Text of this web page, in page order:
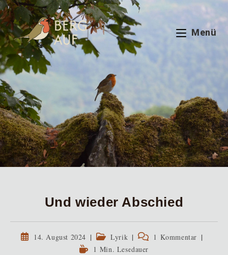
Zum
Inhalt
springen
Menü
Und wieder Abschied
Beitrag14. August 2024
Beitrags-
Kategorie:
Lyrik
Beitrags-
Kommentare:
1 Kommentar
Lesedauer:
1 Min. Lesedauer